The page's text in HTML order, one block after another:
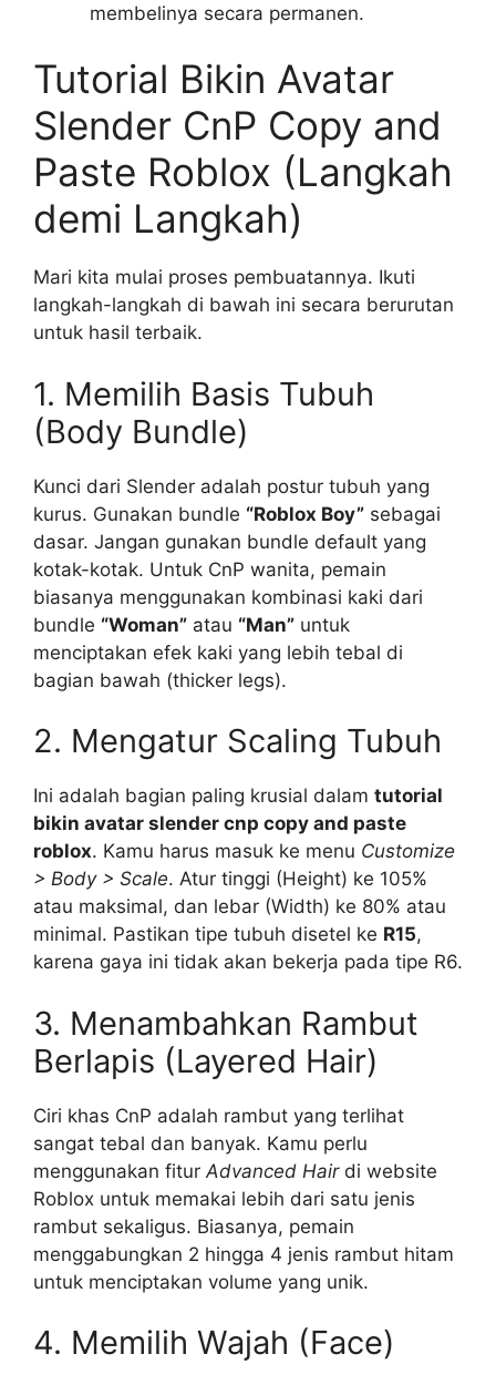
membelinya secara permanen.
Tutorial Bikin Avatar
Slender CnP Copy and
Paste Roblox (Langkah
demi Langkah)
Mari kita mulai proses pembuatannya. Ikuti
langkah-langkah di bawah ini secara berurutan
untuk hasil terbaik.
1. Memilih Basis Tubuh
(Body Bundle)
Kunci dari Slender adalah postur tubuh yang
kurus. Gunakan bundle “Roblox Boy” sebagai
dasar. Jangan gunakan bundle default yang
kotak-kotak. Untuk CnP wanita, pemain
biasanya menggunakan kombinasi kaki dari
bundle “Woman” atau “Man” untuk
menciptakan efek kaki yang lebih tebal di
bagian bawah (thicker legs).
2. Mengatur Scaling Tubuh
Ini adalah bagian paling krusial dalam tutorial
bikin avatar slender cnp copy and paste
roblox. Kamu harus masuk ke menu Customize
> Body > Scale. Atur tinggi (Height) ke 105%
atau maksimal, dan lebar (Width) ke 80% atau
minimal. Pastikan tipe tubuh disetel ke R15,
karena gaya ini tidak akan bekerja pada tipe R6.
3. Menambahkan Rambut
Berlapis (Layered Hair)
Ciri khas CnP adalah rambut yang terlihat
sangat tebal dan banyak. Kamu perlu
menggunakan fitur Advanced Hairdi website
Roblox untuk memakai lebih dari satu jenis
rambut sekaligus. Biasanya, pemain
menggabungkan 2 hingga 4 jenis rambut hitam
untuk menciptakan volume yang unik.
4. Memilih Wajah (Face)